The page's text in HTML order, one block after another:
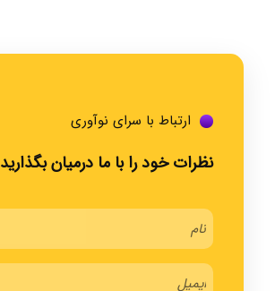
ارتباط با سرای نوآوری
نظرات خود را با ما درمیان بگذارید